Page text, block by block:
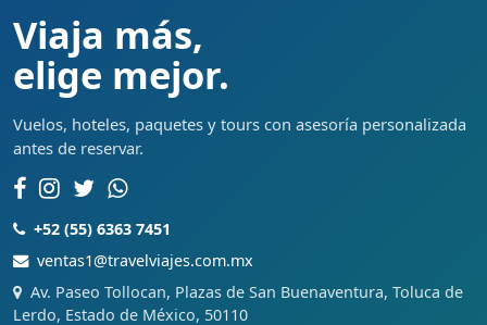
Viaja más,
elige mejor.
Vuelos, hoteles, paquetes y tours con asesoría personalizada
antes de reservar.
+52 (55) 6363 7451
ventas1@travelviajes.com.mx
Av. Paseo Tollocan, Plazas de San Buenaventura, Toluca de
Lerdo, Estado de México, 50110